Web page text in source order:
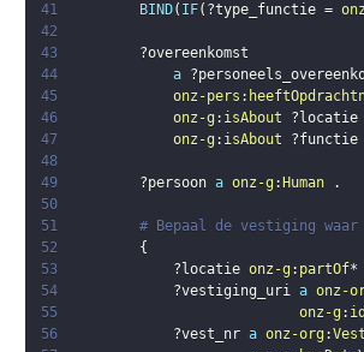
41
BIND( IF( ?type_functie =
42
43
?overeenkomst
44
a
45
onz-pers :
46
onz-g : isAbout ?locatie
47
onz-g : isAbout ?functie
48
49
?persoon a onz-g : Human
.
50
51
# Bepaal de vestiging waar
52
{
53
?locatie onz-g : partOf*
54
?vestiging_uri a onz-
55
onz-g :
56
?vest_nr a onz-org :